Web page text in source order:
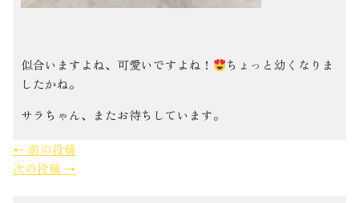
似合いますよね、可愛いですよね！
ちょっと幼くなりま
したかね。
サラちゃん、またお待ちしています。
← 前の投稿
次の投稿 →